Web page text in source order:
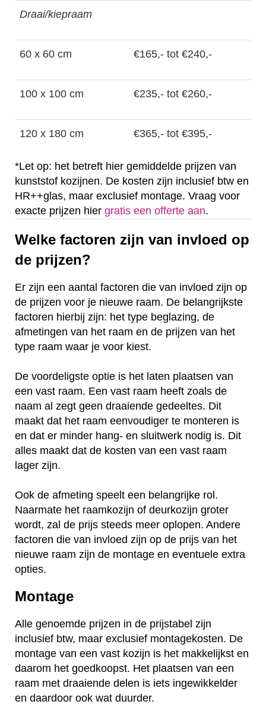
Draai/kiepraam
60 x 60 cm €165,- tot €240,-
100 x 100 cm €235,- tot €260,-
120 x 180 cm €365,- tot €395,-
*Let op: het betreft hier gemiddelde prijzen van
kunststof kozijnen. De kosten zijn inclusief btw en
HR++glas, maar exclusief montage. Vraag voor
exacte prijzen hier gratis een offerte aan.
Welke factoren zijn van invloed op
de prijzen?
Er zijn een aantal factoren die van invloed zijn op
de prijzen voor je nieuwe raam. De belangrijkste
factoren hierbij zijn: het type beglazing, de
afmetingen van het raam en de prijzen van het
type raam waar je voor kiest.
De voordeligste optie is het laten plaatsen van
een vast raam. Een vast raam heeft zoals de
naam al zegt geen draaiende gedeeltes. Dit
maakt dat het raam eenvoudiger te monteren is
en dat er minder hang- en sluitwerk nodig is. Dit
alles maakt dat de kosten van een vast raam
lager zijn.
Ook de afmeting speelt een belangrijke rol.
Naarmate het raamkozijn of deurkozijn groter
wordt, zal de prijs steeds meer oplopen. Andere
factoren die van invloed zijn op de prijs van het
nieuwe raam zijn de montage en eventuele extra
opties.
Montage
Alle genoemde prijzen in de prijstabel zijn
inclusief btw, maar exclusief montagekosten. De
montage van een vast kozijn is het makkelijkst en
daarom het goedkoopst. Het plaatsen van een
raam met draaiende delen is iets ingewikkelder
en daardoor ook wat duurder.